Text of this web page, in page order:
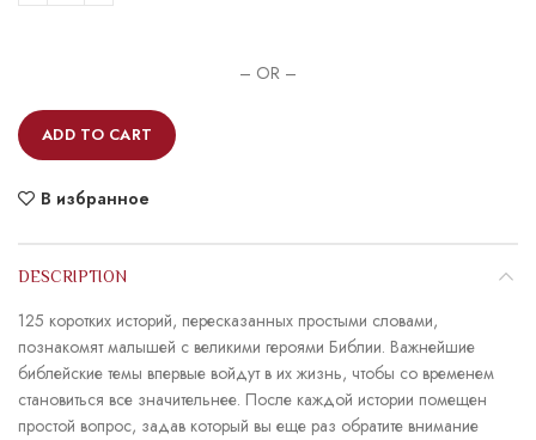
– OR –
ADD TO CART
В избранное
DESCRIPTION
125 коротких историй, пересказанных простыми словами,
познакомят малышей с великими героями Библии. Важнейшие
библейские темы впервые войдут в их жизнь, чтобы со временем
становиться все значительнее. После каждой истории помещен
простой вопрос, задав который вы еще раз обратите внимание